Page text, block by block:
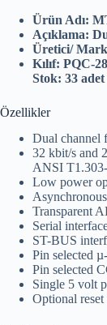
Ürün Adı:
Açıklama:
Üretici/
Kılıf: PQC-
Stok: 33
Özellikler
Dual channel
32 kbit/s and
ANSI
Low power
Transparent
Serial
ST-BUS
Pin selected
Pin selected
Single 5 volt
Optional